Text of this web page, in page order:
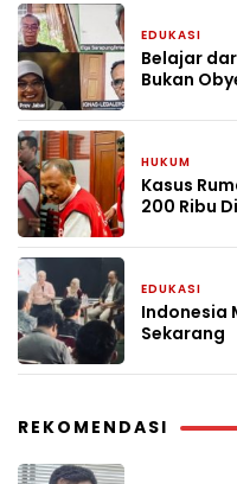
EDUKASI
Belajar
Bukan
HUKUM
Kasus
200 Ribu
EDUKASI
Indonesia
Sekarang
REKOMENDASI